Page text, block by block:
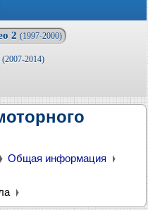
2 (1997-2000)
(2007-2014)
Общая информация